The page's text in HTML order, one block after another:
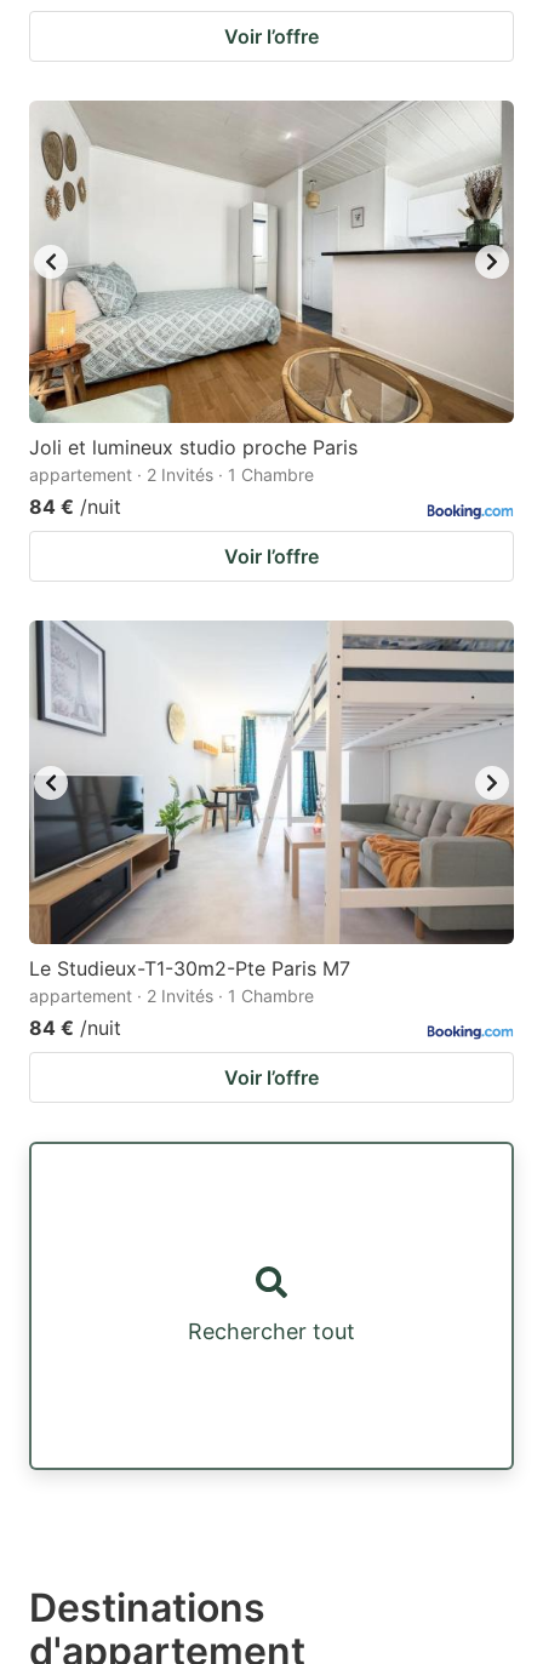
Voir l’offre
Joli et lumineux studio proche Paris
appartement · 2 Invités · 1 Chambre
84 € /nuit
Voir l’offre
Le Studieux-T1-30m2-Pte Paris M7
appartement · 2 Invités · 1 Chambre
84 € /nuit
Voir l’offre
Rechercher tout
Destinations
d'appartement